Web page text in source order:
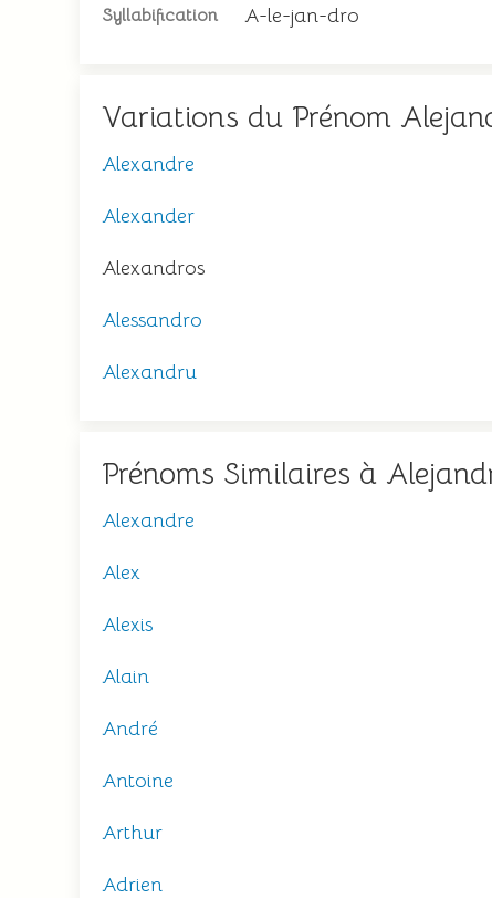
Syllabification A-le-jan-dro
Variations du Prénom
Alexandre
Alexander
Alexandros
Alessandro
Alexandru
Prénoms Similaires à
Alexandre
Alex
Alexis
Alain
André
Antoine
Arthur
Adrien